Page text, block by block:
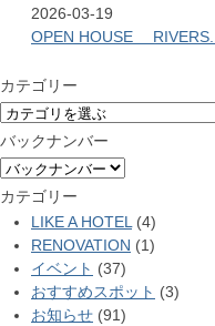
2026-03-19
OPEN HOUSE RIVERS...
カテゴリー
バックナンバー
カテゴリー
LIKE A HOTEL (4)
RENOVATION (1)
イベント (37)
おすすめスポット (3)
お知らせ (91)